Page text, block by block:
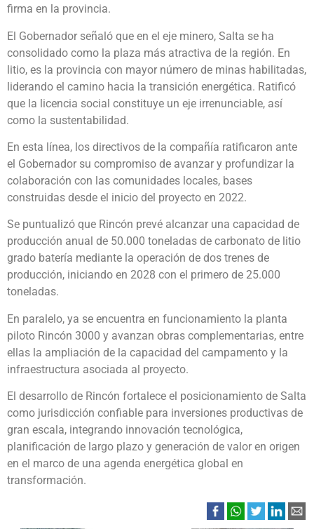
firma en la provincia.
El Gobernador señaló que en el eje minero, Salta se ha
consolidado como la plaza más atractiva de la región. En
litio, es la provincia con mayor número de minas habilitadas,
liderando el camino hacia la transición energética. Ratificó
que la licencia social constituye un eje irrenunciable, así
como la sustentabilidad.
En esta línea, los directivos de la compañía ratificaron ante
el Gobernador su compromiso de avanzar y profundizar la
colaboración con las comunidades locales, bases
construidas desde el inicio del proyecto en 2022.
Se puntualizó que Rincón prevé alcanzar una capacidad de
producción anual de 50.000 toneladas de carbonato de litio
grado batería mediante la operación de dos trenes de
producción, iniciando en 2028 con el primero de 25.000
toneladas.
En paralelo, ya se encuentra en funcionamiento la planta
piloto Rincón 3000 y avanzan obras complementarias, entre
ellas la ampliación de la capacidad del campamento y la
infraestructura asociada al proyecto.
El desarrollo de Rincón fortalece el posicionamiento de Salta
como jurisdicción confiable para inversiones productivas de
gran escala, integrando innovación tecnológica,
planificación de largo plazo y generación de valor en origen
en el marco de una agenda energética global en
transformación.